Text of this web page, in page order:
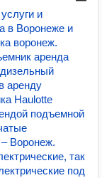
и
в Воронеже и
воронеж.
аренда
аренду
Haulotte
подъемной
Воронеж.
так
под